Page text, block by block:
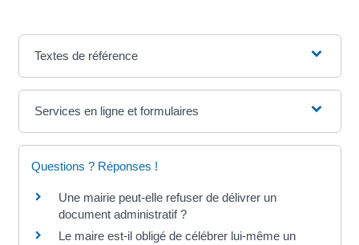
Textes de référence
Services en ligne et formulaires
Questions ? Réponses !
Une mairie peut-elle refuser de délivrer un
document administratif ?
Le maire est-il obligé de célébrer lui-même un